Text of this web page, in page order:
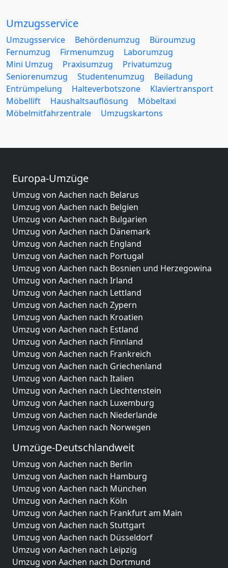
Umzugsservice
Umzugsservice Behördenumzug
Büroumzug
Fernumzug
Firmenumzug
Laborumzug
Mini Umzug
Praxisumzug
Privatumzug
Seniorenumzug
Studentenumzug
Beiladung
Entrümpelung
Halteverbotszone
Klaviertransport
Möbellift
Haushaltsauflösung
Möbeltaxi
Möbelmitfahrzentrale
Umzugskartons
Europa-Umzüge
Umzug von Aachen nach Belarus
Umzug von Aachen nach Belgien
Umzug von Aachen nach Bulgarien
Umzug von Aachen nach Dänemark
Umzug von Aachen nach England
Umzug von Aachen nach Portugal
Umzug von Aachen nach Bosnien und Herzegowina
Umzug von Aachen nach Irland
Umzug von Aachen nach Lettland
Umzug von Aachen nach Zypern
Umzug von Aachen nach Kroatien
Umzug von Aachen nach Estland
Umzug von Aachen nach Finnland
Umzug von Aachen nach Frankreich
Umzug von Aachen nach Griechenland
Umzug von Aachen nach Italien
Umzug von Aachen nach Liechtenstein
Umzug von Aachen nach Luxemburg
Umzug von Aachen nach Niederlande
Umzug von Aachen nach Norwegen
Umzüge-Deutschlandweit
Umzug von Aachen nach Berlin
Umzug von Aachen nach Hamburg
Umzug von Aachen nach München
Umzug von Aachen nach Köln
Umzug von Aachen nach Frankfurt am Main
Umzug von Aachen nach Stuttgart
Umzug von Aachen nach Düsseldorf
Umzug von Aachen nach Leipzig
Umzug von Aachen nach Dortmund